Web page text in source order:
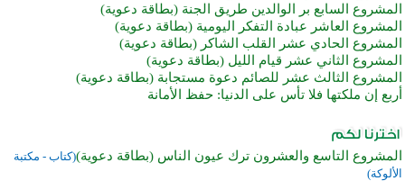
المشروع السابع بر الوالدين طريق الجنة (بطاقة دعوية)
المشروع العاشر عبادة التفكر اليومية (بطاقة دعوية)
المشروع الحادي عشر القلب الشاكر (بطاقة دعوية)
المشروع الثاني عشر قيام الليل (بطاقة دعوية)
المشروع الثالث عشر للصائم دعوة مستجابة (بطاقة دعوية)
أربع إن ملكتها فلا تأس على الدنيا: حفظ الأمانة
المشروع التاسع والعشرون ترك عيون الناس (بطاقة دعوية)(كتاب - مكتبة
الألوكة)